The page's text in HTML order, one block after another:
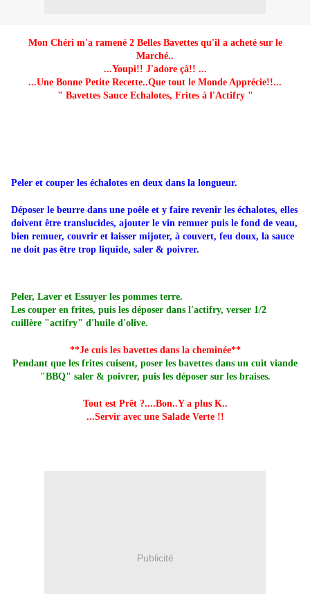
Mon Chéri m'a ramené 2 Belles Bavettes qu'il a acheté sur le
Marché..
...Youpi!! J'adore çà!! ...
...Une Bonne Petite Recette..Que tout le Monde Apprécie!!...
" Bavettes Sauce Echalotes, Frites à l'Actifry "
Peler et couper les échalotes en deux dans la longueur.
Déposer le beurre dans une poêle et y faire revenir les échalotes, elles
doivent être translucides, ajouter le vin remuer puis le fond de veau,
bien remuer, couvrir et laisser mijoter, à couvert, feu doux, la sauce
ne doit pas être trop liquide, saler & poivrer.
Peler, Laver et Essuyer les pommes terre.
Les couper en frites, puis les déposer dans l'actifry, verser 1/2
cuillère "actifry" d'huile d'olive.
**Je cuis les bavettes dans la cheminée**
Pendant que les frites cuisent, poser les bavettes dans un cuit viande
"BBQ" saler & poivrer, puis les déposer sur les braises.
Tout est Prêt ?....Bon..Y a plus K..
...Servir avec une Salade Verte !!
Publicité